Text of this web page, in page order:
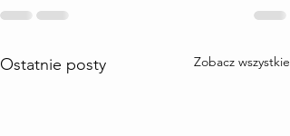
Ostatnie posty Zobacz wszystkie